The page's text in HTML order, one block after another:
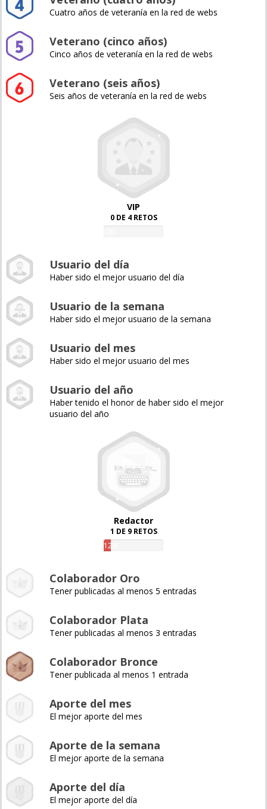
Cuatro años de veteranía en la red de webs
Veterano (cinco años)
Cinco años de veteranía en la red de webs
Veterano (seis años)
Seis años de veteranía en la red de webs
VIP
0 DE 4 RETOS
Usuario del día
Haber sido el mejor usuario del día
Usuario de la semana
Haber sido el mejor usuario de la semana
Usuario del mes
Haber sido el mejor usuario del mes
Usuario del año
Haber tenido el honor de haber sido el mejor
usuario del año
Redactor
1 DE 9 RETOS
12%
Colaborador Oro
Tener publicadas al menos 5 entradas
Colaborador Plata
Tener publicadas al menos 3 entradas
Colaborador Bronce
Tener publicada al menos 1 entrada
Aporte del mes
El mejor aporte del mes
Aporte de la semana
El mejor aporte de la semana
Aporte del día
El mejor aporte del día